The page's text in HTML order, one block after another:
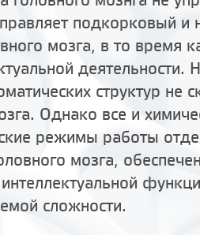
подкорковый
мозга, в то время
деятельности.
структур не
Однако все и
режимы работы
мозга,
сложности.